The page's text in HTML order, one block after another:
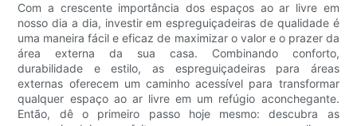
Com a crescente importância dos espaços ao ar livre em
nosso dia a dia, investir em espreguiçadeiras de qualidade é
uma maneira fácil e eficaz de maximizar o valor e o prazer da
área externa da sua casa. Combinando conforto,
durabilidade e estilo, as espreguiçadeiras para áreas
externas oferecem um caminho acessível para transformar
qualquer espaço ao ar livre em um refúgio aconchegante.
Então, dê o primeiro passo hoje mesmo: descubra as